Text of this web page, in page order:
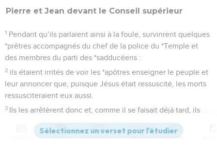
Pierre et Jean devant le Conseil supérieur
1 Pendant qu’ils parlaient ainsi à la foule, survinrent quelques
*prêtres accompagnés du chef de la police du *Temple et
des membres du parti des *sadducéens :
2 ils étaient irrités de voir les *apôtres enseigner le peuple et
leur annoncer que, puisque Jésus était ressuscité, les morts
ressusciteraient eux aussi.
3 Ils les arrêtèrent donc et, comme il se faisait déjà tard, ils
les jetèrent en prison jusqu’au lendemain.
Cependant, parmi ceux qui avaient entendu leurs paroles,
Versions Commentaires Strong